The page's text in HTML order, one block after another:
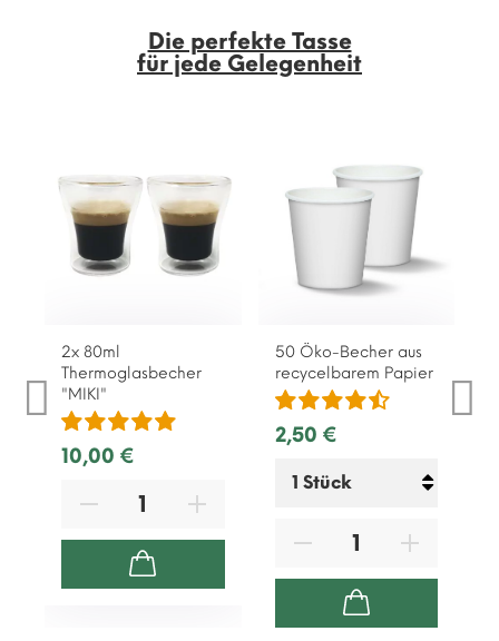
Die perfekte Tasse
für jede Gelegenheit
2x 80ml
Thermoglasbecher
"MIKI"
10,00 €
50 Öko-Becher aus
recycelbarem Papier
2,50 €